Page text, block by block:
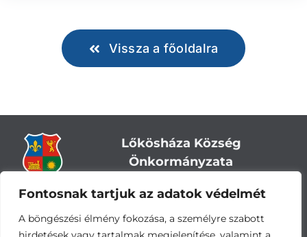
Fontosnak tartjuk az adatok védelmét
A böngészési élmény fokozása, a személyre szabott
Vissza a főoldalra
Lőkösháza Község
Önkormányzata
Cím:5743 Lőkösháza, Eleki út 28.
Központi telefonszám:+36 66 244-244
E-mail: titkarsag@lokoshaza.hu